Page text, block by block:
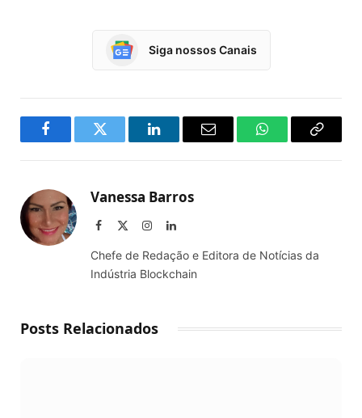
Siga nossos Canais
FacebookTwitter LinkedInEmail WhatsAppCopy
Vanessa Barros
Facebook InstagramLinkedIn
Chefe de Redação e Editora de Notícias da
Indústria Blockchain
Posts Relacionados